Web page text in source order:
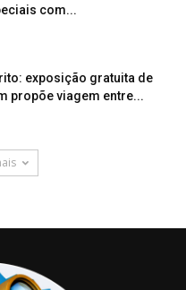
com...
exposição gratuita de
propõe viagem entre...